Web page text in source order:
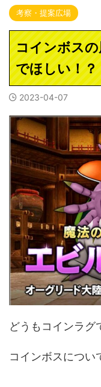
考察・提案広場
コインボス
でほしい！？
2023-04-07
どうもコインラグ
コインボスについ